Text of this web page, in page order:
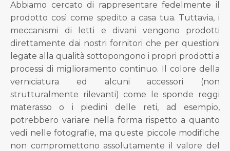
Abbiamo cercato di rappresentare fedelmente il
prodotto così come spedito a casa tua. Tuttavia, i
meccanismi di letti e divani vengono prodotti
direttamente dai nostri fornitori che per questioni
legate alla qualità sottopongono i propri prodotti a
processi di miglioramento continuo. Il colore della
verniciatura ed alcuni accessori (non
strutturalmente rilevanti) come le sponde reggi
materasso o i piedini delle reti, ad esempio,
potrebbero variare nella forma rispetto a quanto
vedi nelle fotografie, ma queste piccole modifiche
non compromettono assolutamente il valore del